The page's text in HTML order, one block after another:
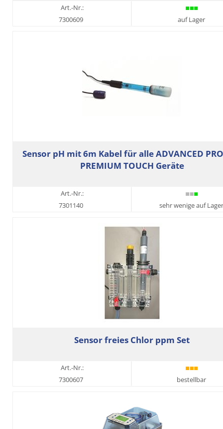
Art.-Nr.:
7300609
auf Lager
Sensor pH mit 6m Kabel für alle ADVANCED
PREMIUM TOUCH Geräte
Art.-Nr.:
7301140
sehr wenige auf Lager
Sensor freies Chlor ppm Set
Art.-Nr.:
7300607
bestellbar